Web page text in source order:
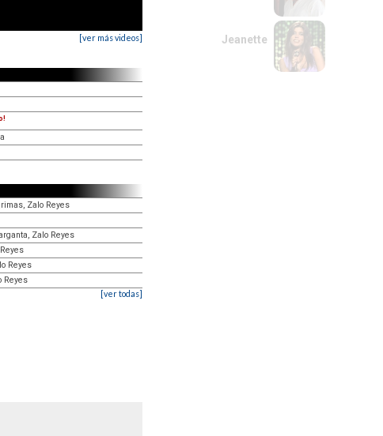
[ver más videos]
Zalo Reyes
Zalo Reyes
Reyes
Reyes
[ver todas]
Jeanette